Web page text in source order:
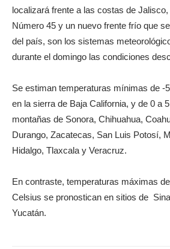
localizará frente a las costas de
Número 45 y un nuevo frente frío que
del país, son los sistemas
durante el domingo las condiciones
Se estiman temperaturas mínimas de -
en la sierra de Baja California, y de 0 a
montañas de Sonora, Chihuahua,
Durango, Zacatecas, San Luis Potosí,
Hidalgo, Tlaxcala y Veracruz.
En contraste, temperaturas máximas
Celsius se pronostican en sitios de
Yucatán.